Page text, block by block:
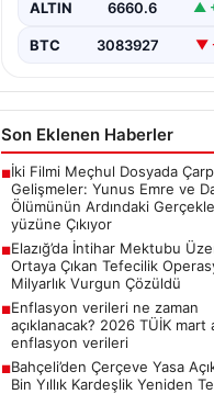
iddiasıyla yaşamına son
mektubu, büyük…
ALTIN 6660.6 ▲
BTC 3083927 ▼
Son Eklenen Haberler
■İki Filmi Meçhul Dosyada
Gelişmeler: Yunus Emre ve
Ölümünün Ardındaki
yüzüne Çıkıyor
■Elazığ’da İntihar Mektubu
Ortaya Çıkan Tefecilik
Milyarlık Vurgun Çözüldü
■Enflasyon verileri ne zaman
açıklanacak? 2026 TÜİK mart
enflasyon verileri
■Bahçeli’den Çerçeve Yasa
Bin Yıllık Kardeşlik Yeniden